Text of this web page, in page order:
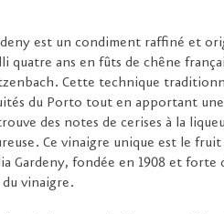
est un condiment raffiné et
quatre ans en fûts de chêne
Cette technique
du Porto tout en apportant
des notes de cerises à la
Ce vinaigre unique est le
Gardeny, fondée en 1908 et forte
du vinaigre.